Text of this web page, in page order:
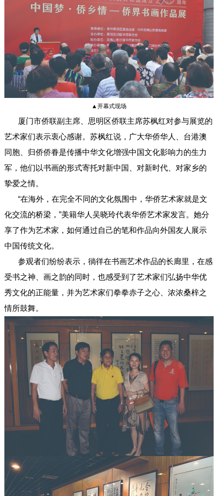
▲开幕式现场
厦门市侨联副主席、思明区侨联主席苏枫红对参与展览的
艺术家们表示衷心感谢。苏枫红说，广大华侨华人、台港澳
同胞、归侨侨眷是传播中华文化增强中国文化影响力的生力
军，他们以书画的形式寄托对新中国、对新时代、对家乡的
挚爱之情。
“在海外，在完全不同的文化氛围中，华侨艺术家就是文
化交流的桥梁，”美籍华人吴晓玲代表华侨艺术家发言。她分
享了作为艺术家，如何通过自己的笔和作品向外国友人展示
中国传统文化。
参观者们纷纷表示，徜徉在书画艺术作品的长廊里，在感
受书之神、画之韵的同时，也感受到了艺术家们弘扬中华优
秀文化的正能量，并为艺术家们拳拳赤子之心、浓浓桑梓之
情所鼓舞。